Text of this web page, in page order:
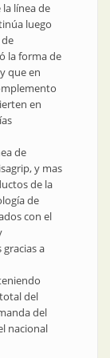
línea de
luego
la forma de
que en
en
de
y mas
de la
de
con el
a
del
del
nacional